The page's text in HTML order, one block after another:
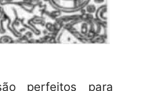
perfeitos para